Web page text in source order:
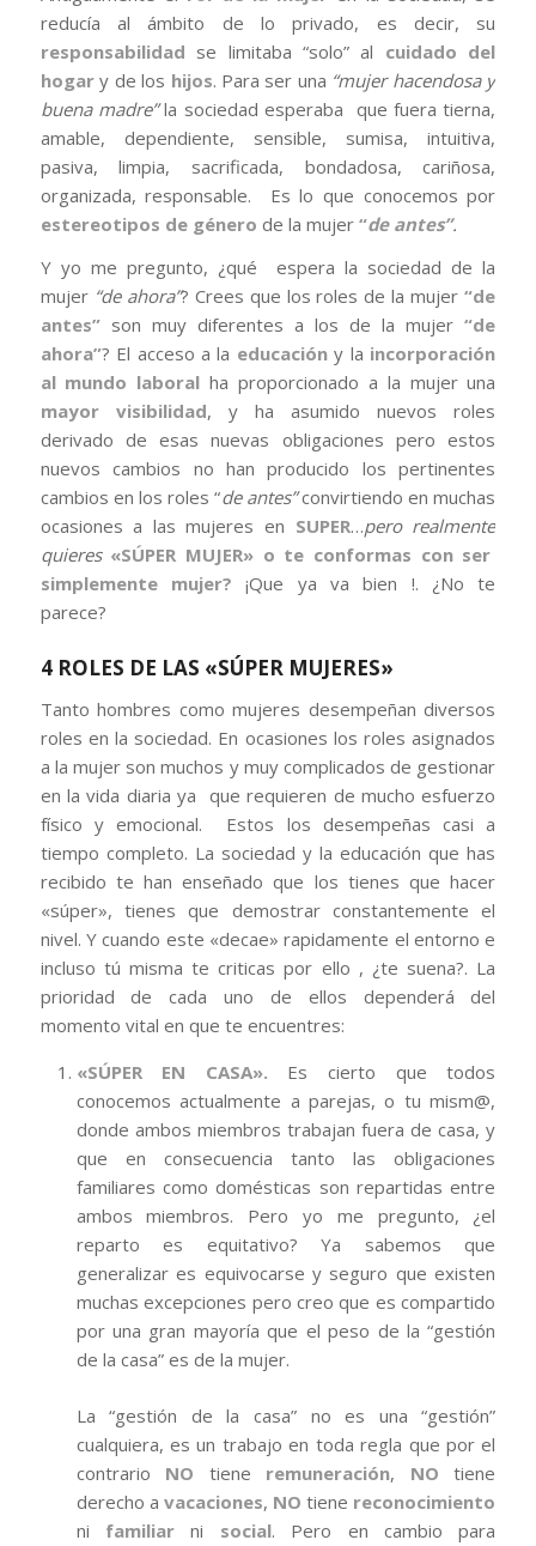
reducía al ámbito de lo privado, es decir, su
responsabilidad se limitaba “solo” al cuidado del
hogary de los hijos. Para ser una “mujer hacendosa y
buena madre”la sociedad esperaba que fuera tierna,
amable, dependiente, sensible, sumisa, intuitiva,
pasiva, limpia, sacrificada, bondadosa, cariñosa,
organizada, responsable. Es lo que conocemos por
estereotipos de género de la mujer “de antes”.
Y yo me pregunto, ¿qué espera la sociedad de la
mujer “de ahora”? Crees que los roles de la mujer“de
antes”son muy diferentes a los de la mujer“de
ahora”? El acceso a la educacióny la incorporación
al mundo laboral ha proporcionado a la mujer una
mayor visibilidad, y ha asumido nuevos roles
derivado de esas nuevas obligaciones pero estos
nuevos cambios no han producido los pertinentes
cambios en los roles “de antes”convirtiendo en muchas
ocasiones a las mujeres en SUPER…pero realmente
quieres «SÚPER MUJER» o te conformas con ser
simplemente mujer? ¡Que ya va bien !. ¿No te
parece?
4 ROLES DE LAS «SÚPER MUJERES»
Tanto hombres como mujeres desempeñan diversos
roles en la sociedad. En ocasiones los roles asignados
a la mujer son muchos y muy complicados de gestionar
en la vida diaria ya que requieren de mucho esfuerzo
físico y emocional. Estos los desempeñas casi a
tiempo completo. La sociedad y la educación que has
recibido te han enseñado que los tienes que hacer
«súper», tienes que demostrar constantemente el
nivel. Y cuando este «decae» rapidamente el entorno e
incluso tú misma te criticas por ello , ¿te suena?. La
prioridad de cada uno de ellos dependerá del
momento vital en que te encuentres:
«SÚPER EN CASA». Es cierto que todos
conocemos actualmente a parejas, o tu mism@,
donde ambos miembros trabajan fuera de casa, y
que en consecuencia tanto las obligaciones
familiares como domésticas son repartidas entre
ambos miembros. Pero yo me pregunto, ¿el
reparto es equitativo? Ya sabemos que
generalizar es equivocarse y seguro que existen
muchas excepciones pero creo que es compartido
por una gran mayoría que el peso de la “gestión
de la casa” es de la mujer.
La “gestión de la casa” no es una “gestión”
cualquiera, es un trabajo en toda regla que por el
contrario NO tiene remuneración, NO tiene
derecho a vacaciones, NO tiene reconocimiento
ni familiar ni social. Pero en cambio para